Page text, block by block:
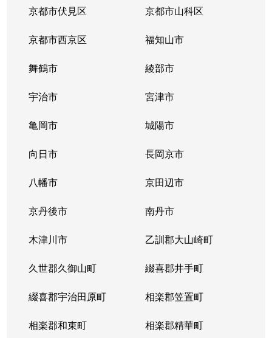
京都市伏見区 京都市山科区
京都市西京区 福知山市
舞鶴市 綾部市
宇治市 宮津市
亀岡市 城陽市
向日市 長岡京市
八幡市 京田辺市
京丹後市 南丹市
木津川市 乙訓郡大山崎町
久世郡久御山町 綴喜郡井手町
綴喜郡宇治田原町 相楽郡笠置町
相楽郡和束町 相楽郡精華町